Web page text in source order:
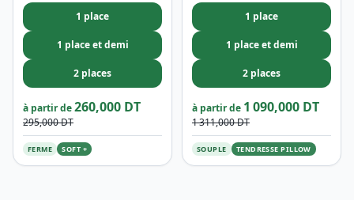
1 place
1 place et demi
2 places
à partir de260,000 DT
295,000 DT
FERME SOFT +
1 place
1 place et demi
2 places
à partir de 1 090,000 DT
1 311,000 DT
SOUPLE TENDRESSE PILLOW